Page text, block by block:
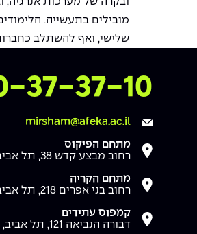
מובילים בתעשייה.
שלישי, ואף להשתלב
צרו איתנו
37-37-10
mirsham@afeka.ac.il
מתחם הפיקוס
רחוב מבצע קדש 38, תל אביב
מתחם הקריה
רחוב בני אפרים 218, תל אביב
קמפוס עתידים
דבורה הנביאה 121, תל אביב, בניין 2 קומה 2